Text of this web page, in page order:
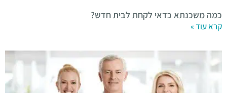
כמה משכנתא כדאי לקחת לבית חדש?
קרא עוד »